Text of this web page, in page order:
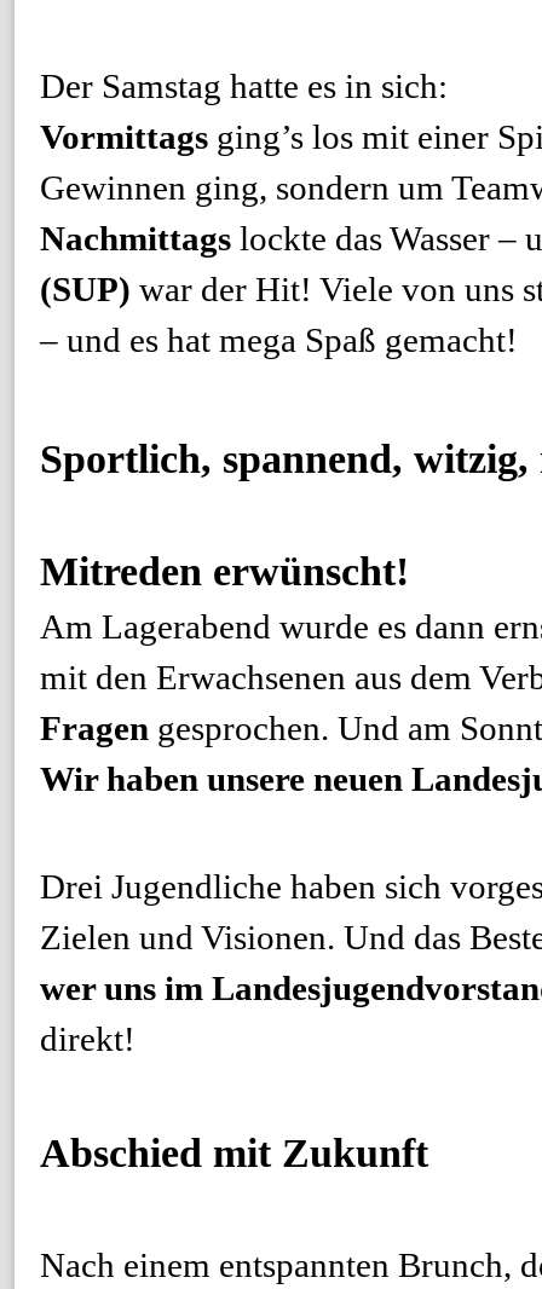
Der Samstag hatte es in sich:
Vormittagsging’s los mit einer
Gewinnen ging, sondern um
Nachmittagslockte das Wasser –
(SUP) war der Hit! Viele von uns
– und es hat mega Spaß gemacht!
Sportlich, spannend, witzig,
Mitreden erwünscht!
Am Lagerabend wurde es dann
mit den Erwachsenen aus dem
Fragen gesprochen. Und am
Wir haben unsere neuen
Drei Jugendliche haben sich
Zielen und Visionen. Und das
wer uns im
direkt!
Abschied mit Zukunft
Nach einem entspannten Brunch,